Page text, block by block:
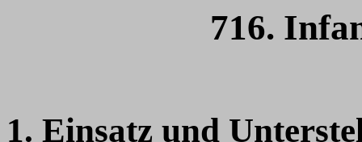
716.
1. Einsatz und